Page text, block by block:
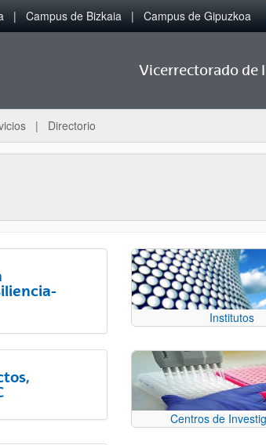
Campus de Bizkaia Campus de Gipuzkoa
Vicerrectorado de
Directorio
Institutos
Centros de